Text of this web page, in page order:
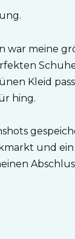
war meine
Kleid
hing.
und